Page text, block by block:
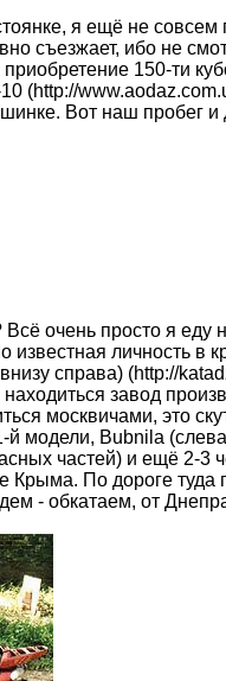
я ещё не
съезжает, ибо не
150-ти
(http://
Вот наш пробег
очень просто я еду
известная личность
справа) (http://
завод
москвичами, это
модели, Bubnila
частей) и ещё 2-3
Крыма. По дороге
- обкатаем, от